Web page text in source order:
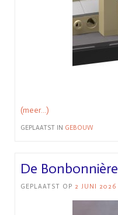
(meer…)
GEPLAATST IN GEBOUW
De Bonbonnière
GEPLAATST OP 2 JUNI 2026